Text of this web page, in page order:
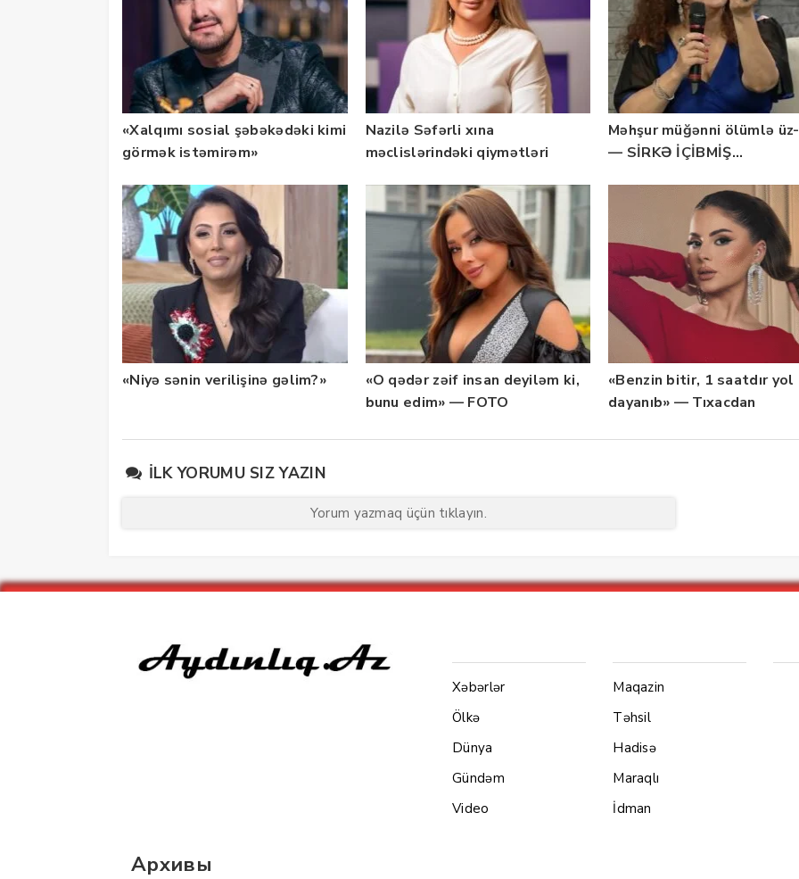
«Xalqımı sosial şəbəkədəki kimi
görmək istəmirəm»
Nazilə Səfərli xına
məclislərindəki qiymətləri
Məhşur müğənni ölümlə
— SİRKƏ İÇİBMİŞ…
«Niyə sənin verilişinə gəlim?»
«O qədər zəif insan deyiləm ki,
bunu edim» — FOTO
«Benzin bitir, 1 saatdır yol
dayanıb» — Tıxacdan
İLK YORUMU SIZ YAZIN
Yorum yazmaq üçün tıklayın.
Архивы
Xəbərlər
Ölkə
Dünya
Gündəm
Video
Maqazin
Təhsil
Hadisə
Maraqlı
İdman